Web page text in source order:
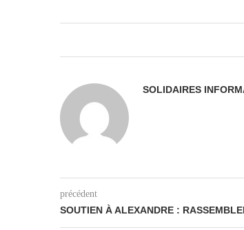
SOLIDAIRES
précédent
SOUTIEN À ALEXANDRE :